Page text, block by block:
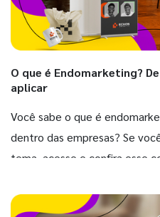
O que é Endomarketing?
aplicar
Você sabe o que é
dentro das empresas? Se
tema, acesse e confira esse